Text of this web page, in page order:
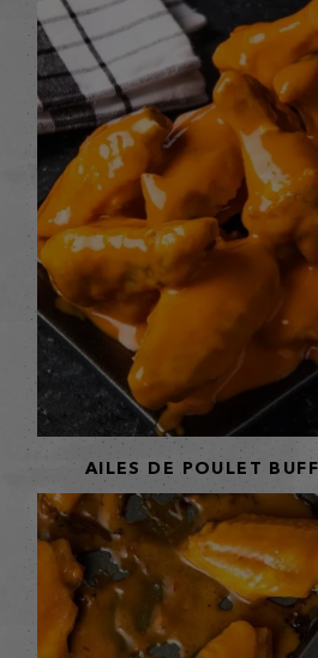
AILES DE POULET